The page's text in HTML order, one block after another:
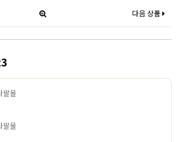
다음 상품
팔몰
팔몰